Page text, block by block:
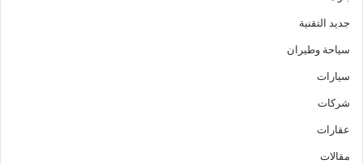
جديد التقنية
سياحة وطيران
سيارات
شركات
عقارات
مقالات